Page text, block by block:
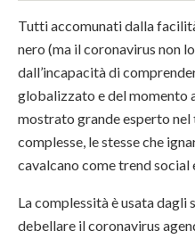
Tutti accomunati dalla
nero (ma il coronavirus non
dall’incapacità di
globalizzato e del momento
mostrato grande esperto
complesse, le stesse che
cavalcano come trend social
La complessità è usata dagli
debellare il coronavirus